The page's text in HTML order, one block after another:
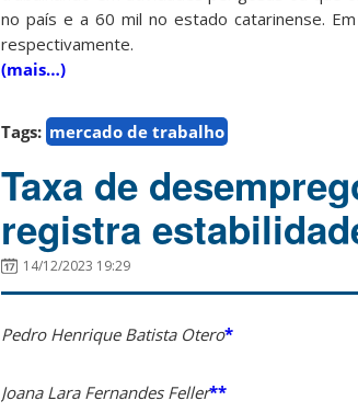
no país e a 60 mil no estado catarinense.
respectivamente.
(mais…)
Tags: mercado de trabalho
Taxa de
registra
14/12/2023 19:29
Pedro Henrique Batista Otero*
Joana Lara Fernandes Feller**